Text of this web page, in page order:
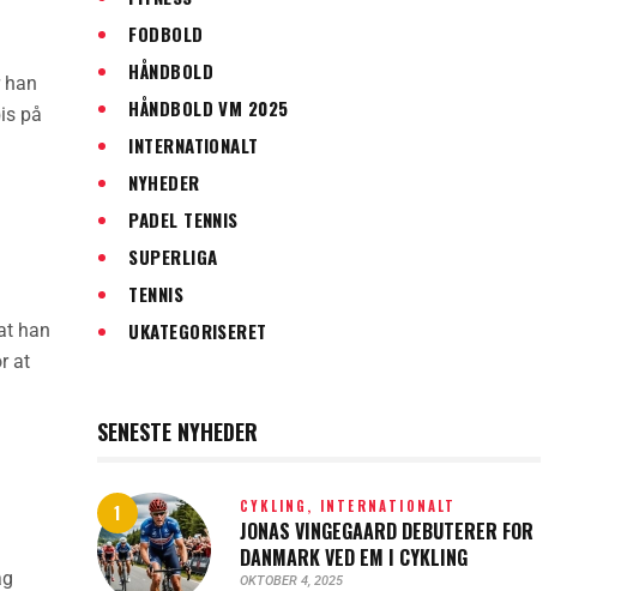
han
på
han
at
FODBOLD
HÅNDBOLD
HÅNDBOLD VM 2025
INTERNATIONALT
NYHEDER
PADEL TENNIS
SUPERLIGA
TENNIS
UKATEGORISERET
SENESTE NYHEDER
CYKLING, INTERNATIONALT
JONAS VINGEGAARD DEBUTERER FOR
DANMARK VED EM I CYKLING
OKTOBER 4, 2025